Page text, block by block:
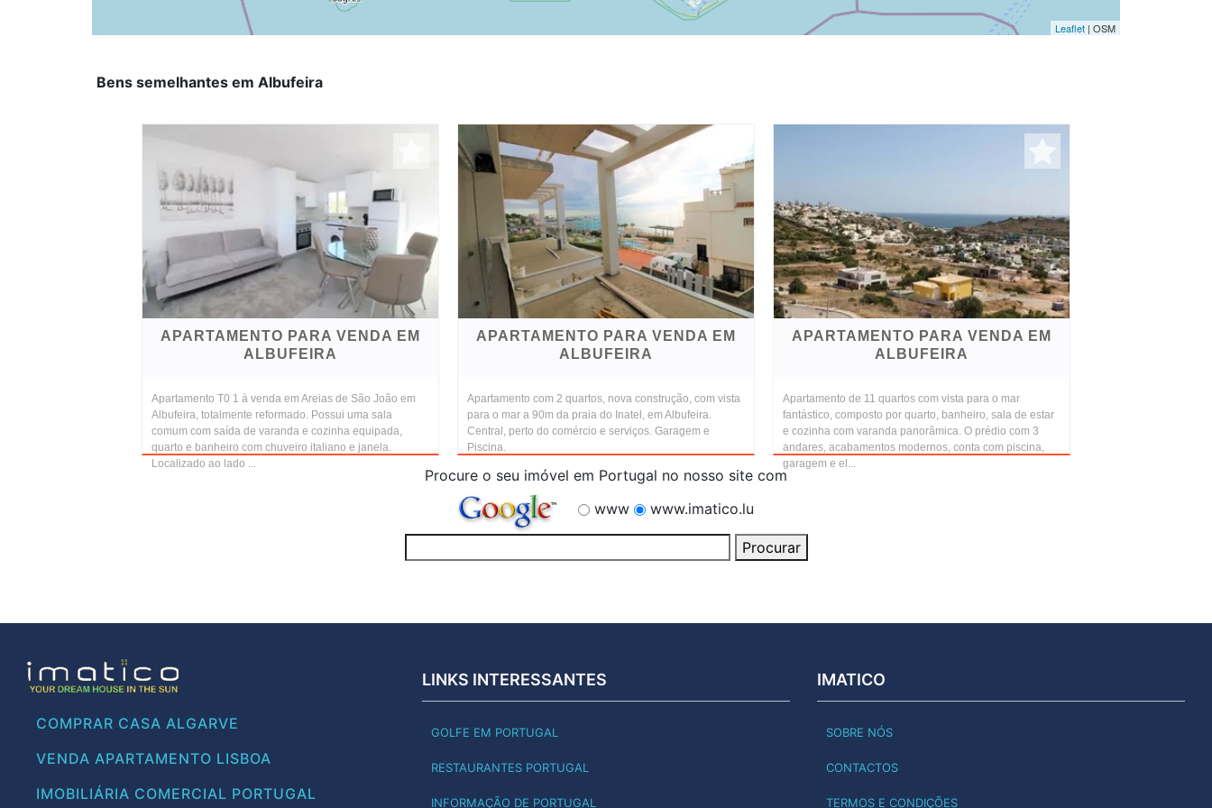
Leaflet | OSM
Bens semelhantes em Albufeira
APARTAMENTO PARA VENDA EM
ALBUFEIRA
Apartamento T0 1 à venda em Areias de São João em
Albufeira, totalmente reformado. Possui uma sala
comum com saída de varanda e cozinha equipada,
quarto e banheiro com chuveiro italiano e janela.
Localizado ao lado ...
APARTAMENTO PARA VENDA EM
ALBUFEIRA
Apartamento com 2 quartos, nova construção, com vista
para o mar a 90m da praia do Inatel, em Albufeira.
Central, perto do comércio e serviços. Garagem e
Piscina.
APARTAMENTO PARA VENDA EM
ALBUFEIRA
Apartamento de 11 quartos com vista para o mar
fantástico, composto por quarto, banheiro, sala de estar
e cozinha com varanda panorâmica. O prédio com 3
andares, acabamentos modernos, conta com piscina,
garagem e el...
Procure o seu imóvel em Portugal no nosso site com
www
www.imatico.lu
COMPRAR CASA ALGARVE
VENDA APARTAMENTO LISBOA
IMOBILIÁRIA COMERCIAL PORTUGAL
LINKS INTERESSANTES
GOLFE EM PORTUGAL
RESTAURANTES PORTUGAL
INFORMAÇÃO DE PORTUGAL
IMATICO
SOBRE NÓS
CONTACTOS
TERMOS E CONDIÇÕES